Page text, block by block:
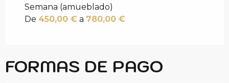
Semana (amueblado)
De 450,00 € a 780,00 €
FORMAS DE PAGO